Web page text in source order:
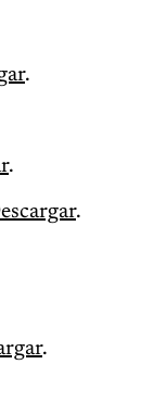
.
.
.
.